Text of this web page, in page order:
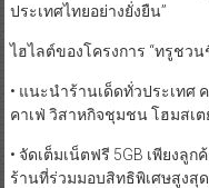
ประเทศไทยอย่างยั่งยืน”
ไฮไลต์ของโครงการ “ทรูชวน
• แนะนำร้านเด็ดทั่วประเทศ
คาเฟ่ วิสาหกิจชุมชน โฮมสเ
• จัดเต็มเน็ตฟรี 5GB เพียงลู
ร้านที่ร่วมมอบสิทธิพิเศษสูงสุด